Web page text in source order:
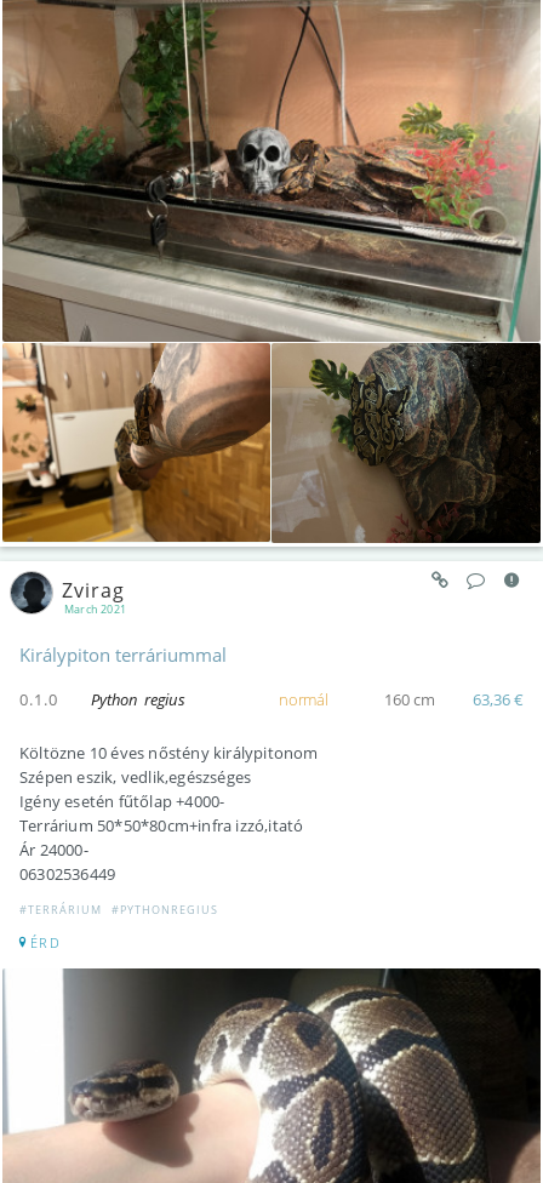
March 2021
Zvirag
Királypiton terráriummal
0.1.0 Python regius normál 160 cm 63,36 €
Költözne 10 éves nőstény királypitonom
Szépen eszik, vedlik,egészséges
Igény esetén fűtőlap +4000-
Terrárium 50*50*80cm+infra izzó,itató
Ár 24000-
06302536449
#TERRÁRIUM #PYTHONREGIUS
ÉRD